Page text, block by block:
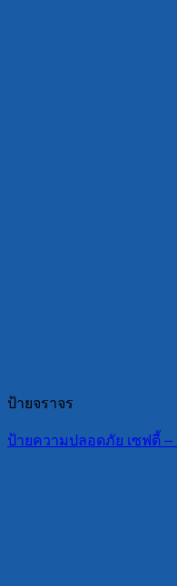
ป้ายจราจร
ป้ายความปลอดภัย เซฟตี้ –